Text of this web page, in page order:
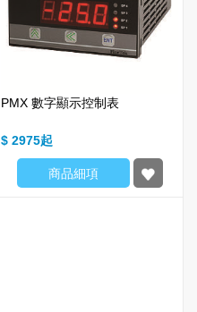
PMX 數字顯示控制表
$ 2975
商品細項